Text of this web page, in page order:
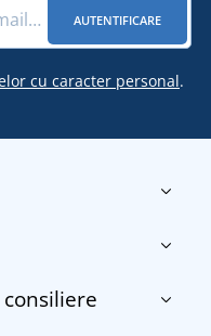
AUTENTIFICARE
cu caracter personal.